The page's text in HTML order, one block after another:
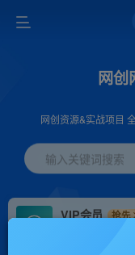
网创
网创资源&实战项目
输入关键词搜索
VIP会员
抢先